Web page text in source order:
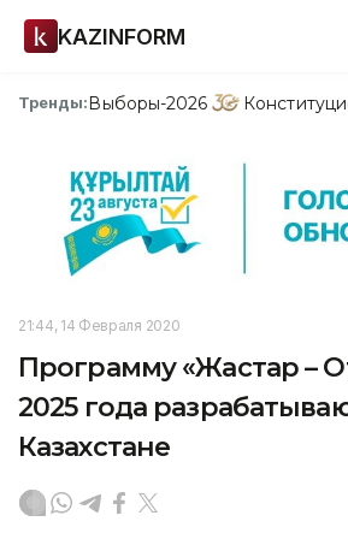
KAZINFORM
Тренды:Выборы-2026
21:44, 14 Февраля 2020
Программу «Жастар –
2025 года
Казахстане